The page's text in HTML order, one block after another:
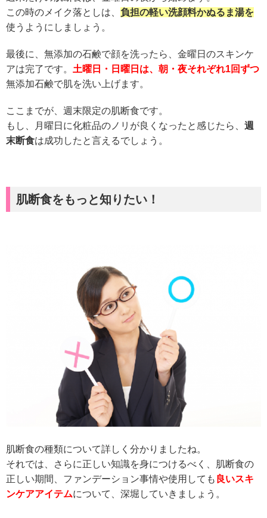
この時のメイク落としは、 負担の軽い洗顔料かぬるま湯を
使うようにしましょう。
最後に、無添加の石鹸で顔を洗ったら、金曜日のスキンケ
アは完了です。 土曜日・日曜日は、朝・夜それぞれ1回ずつ
無添加石鹸で肌を洗い上げます。
ここまでが、週末限定の肌断食です。
もし、月曜日に化粧品のノリが良くなったと感じたら、 週
末断食は成功したと言えるでしょう。
肌断食をもっと知りたい！
肌断食の種類について詳しく分かりましたね。
それでは、さらに正しい知識を身につけるべく、肌断食の
正しい期間、ファンデーション事情や使用しても 良いスキ
ンケアアイテムについて、深堀していきましょう。